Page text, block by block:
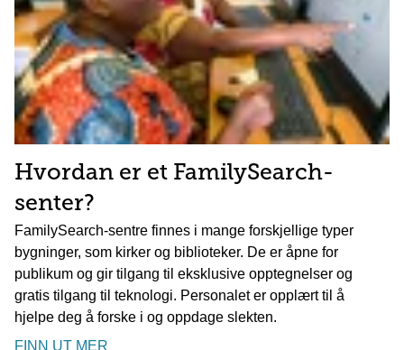
Hvordan er et FamilySearch-
senter?
FamilySearch-sentre finnes i mange forskjellige typer
bygninger, som kirker og biblioteker. De er åpne for
publikum og gir tilgang til eksklusive opptegnelser og
gratis tilgang til teknologi. Personalet er opplært til å
hjelpe deg å forske i og oppdage slekten.
FINN UT MER